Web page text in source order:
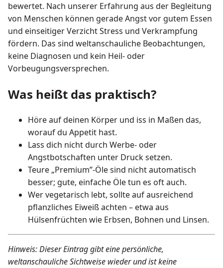
bewertet. Nach unserer Erfahrung aus der Begleitung
von Menschen können gerade Angst vor gutem Essen
und einseitiger Verzicht Stress und Verkrampfung
fördern. Das sind weltanschauliche Beobachtungen,
keine Diagnosen und kein Heil- oder
Vorbeugungsversprechen.
Was heißt das praktisch?
Höre auf deinen Körper und iss in Maßen das,
worauf du Appetit hast.
Lass dich nicht durch Werbe- oder
Angstbotschaften unter Druck setzen.
Teure „Premium”-Öle sind nicht automatisch
besser; gute, einfache Öle tun es oft auch.
Wer vegetarisch lebt, sollte auf ausreichend
pflanzliches Eiweiß achten – etwa aus
Hülsenfrüchten wie Erbsen, Bohnen und Linsen.
Hinweis: Dieser Eintrag gibt eine persönliche,
weltanschauliche Sichtweise wieder und ist keine